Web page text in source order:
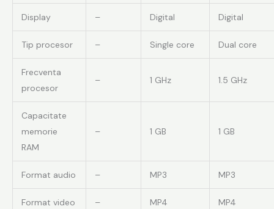
Display – Digital Digital
Tip procesor – Single core Dual core
Frecventa
procesor
– 1 GHz 1.5 GHz
Capacitate
memorie
RAM
– 1 GB 1 GB
Format audio – MP3 MP3
Format video – MP4 MP4